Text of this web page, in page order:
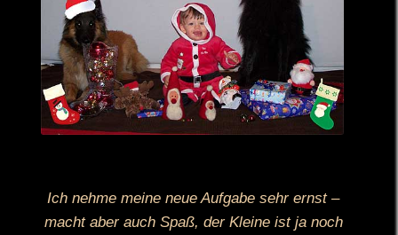
Ich nehme meine neue Aufgabe sehr ernst –
macht aber auch Spaß, der Kleine ist ja noch